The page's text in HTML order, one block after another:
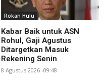
Rokan Hulu
Kabar Baik untuk ASN
Rohul, Gaji Agustus
Ditargetkan Masuk
Rekening Senin
8 Agustus 2026 -09:48